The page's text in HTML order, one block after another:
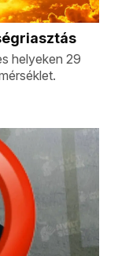
helyeken 29